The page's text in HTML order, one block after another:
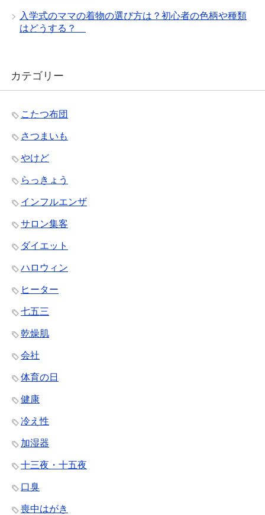
入学式のママの着物の選び方は？初心者の色柄や種類
はどうする？
カテゴリー
こたつ布団
さつまいも
やけど
らっきょう
インフルエンザ
サロン集客
ダイエット
ハロウィン
ヒーター
七五三
乾燥肌
会社
体育の日
健康
冷え性
加湿器
十三夜・十五夜
口臭
喪中はがき